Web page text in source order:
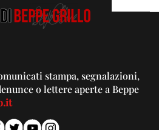
stampa, segnalazioni,
o lettere aperte a Beppe